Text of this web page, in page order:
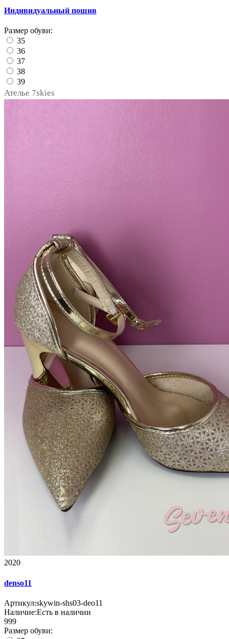
Индивидуальный пошив
Размер обуви:
35
36
37
38
39
Ателье 7skies
2020
denso11
Артикул:skywin-shs03-deo11
Наличие:Есть в наличии
999
Размер обуви: